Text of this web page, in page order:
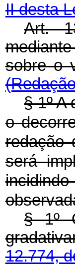
II desta
Art.
sobre o
§ 1º A
o
redação
será
§ 1º
12.774,